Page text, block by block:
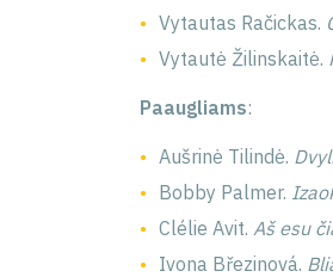
Vytautas Račickas.
Vytautė Žilinskaitė.
Paaugliams:
Aušrinė Tilindė.
Bobby Palmer.
Clélie Avit. Aš esu
Ivona Březinová.